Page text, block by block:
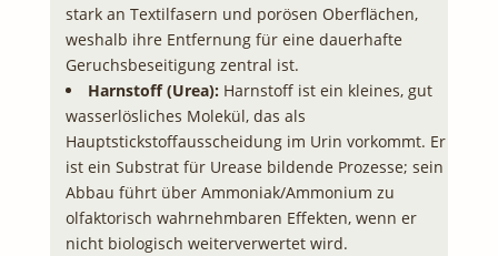
stark an Textilfasern und porösen Oberflächen,
weshalb ihre Entfernung für eine dauerhafte
Geruchsbeseitigung zentral ist.
Harnstoff (Urea): Harnstoff ist ein kleines, gut
wasserlösliches Molekül, das als
Hauptstickstoffausscheidung im Urin vorkommt. Er
ist ein Substrat für Urease bildende Prozesse; sein
Abbau führt über Ammoniak/Ammonium zu
olfaktorisch wahrnehmbaren Effekten, wenn er
nicht biologisch weiterverwertet wird.